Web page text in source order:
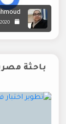
باحثة